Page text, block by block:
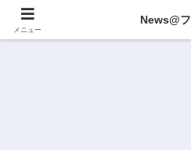
メニュー
News@